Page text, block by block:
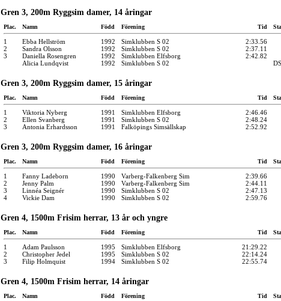
Gren 3, 200m Ryggsim damer, 14 åringar
Plac. Namn Född Förening Tid
1 Ebba Hellström 1992 Simklubben S 02
2:33.56
2
Sandra Olsson 1992 Simklubben S 02
2:37.11
3
Daniella Rosengren 1992 Simklubben Elfsborg
2:42.82
Alicia Lundqvist
1992 Simklubben S 02
Gren 3, 200m Ryggsim damer, 15 åringar
Plac. Namn Född Förening Tid
1 Viktoria Nyberg 1991 Simklubben Elfsborg
2:46.46
2
Ellen Svanberg 1991 Simklubben S 02
2:48.24
3
Antonia Erhardsson 1991 Falköpings Simsällskap 2:52.92
Gren 3, 200m Ryggsim damer, 16 åringar
Plac. Namn Född Förening Tid
1 Fanny Ladeborn 1990 Varberg-Falkenberg Sim
2:39.66
2
Jenny Palm 1990 Varberg-Falkenberg Sim
2:44.11
3
Linnéa Seignér 1990 Simklubben S 02
2:47.13
4
Vickie Dam 1990 Simklubben S 02 2:59.76
Gren 4, 1500m Frisim herrar, 13 år och yngre
Plac. Namn Född Förening Tid
1 Adam Paulsson 1995 Simklubben Elfsborg
21:29.22
2
Christopher Jedel 1995 Simklubben S 02
22:14.24
3
Filip Holmquist 1994 Simklubben S 02 22:55.74
Gren 4, 1500m Frisim herrar, 14 åringar
Plac. Namn Född Förening Tid